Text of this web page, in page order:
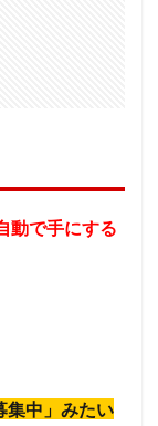
動で手にする
集中」みたい